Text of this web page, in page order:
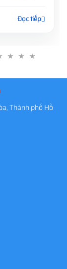
Đọc tiếp
Thành phố Hồ